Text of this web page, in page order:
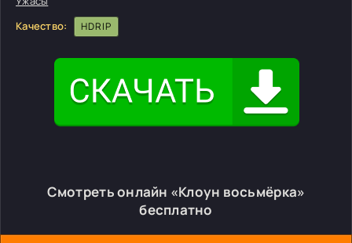
Качество:
HDRIP
Смотреть онлайн «Клоун восьмёрка»
бесплатно